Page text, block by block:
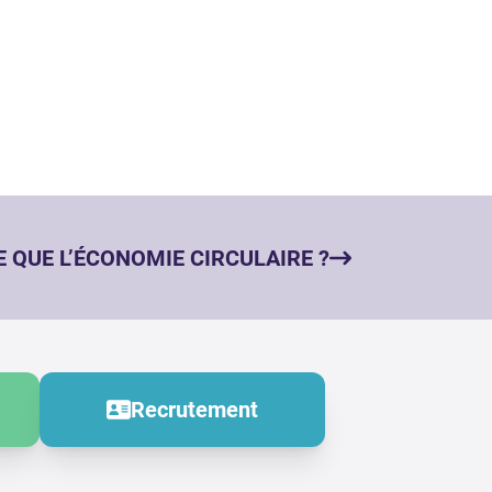
QUE L’ÉCONOMIE CIRCULAIRE ?
Recrutement